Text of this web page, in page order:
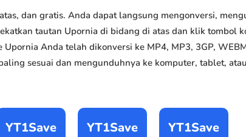
dan gratis. Anda dapat langsung mengonversi,
tautan Upornia di bidang di atas dan klik tombol
Anda telah dikonversi ke MP4, MP3, 3GP,
sesuai dan mengunduhnya ke komputer, tablet,
YT1Save YT1Save YT1Save